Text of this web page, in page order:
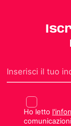
Ho letto